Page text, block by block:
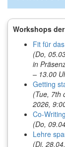
Workshops
Fit für
(Do,
in
– 13.00
Getting
(Tue, 7th
2026,
Co-
(Do,
Lehre
(Di,